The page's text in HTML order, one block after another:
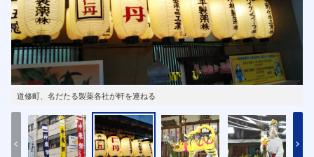
道修町、名だたる製薬各社が軒を連ねる